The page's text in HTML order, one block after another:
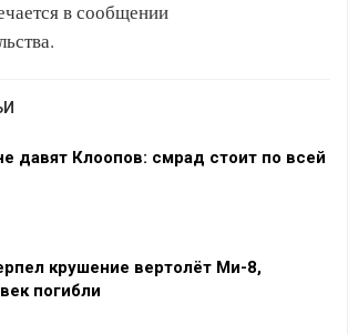
в сообщении
давят Клоопов: смрад стоит по всей
крушение вертолёт Ми-8,
погибли